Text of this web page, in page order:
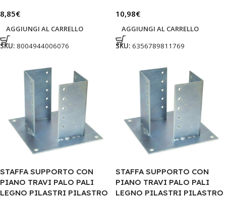
8,85€
AGGIUNGI AL CARRELLO
SKU: 8004944006076
10,98€
AGGIUNGI AL CARRELLO
SKU: 6356789811769
STAFFA SUPPORTO CON
PIANO TRAVI PALO PALI
LEGNO PILASTRI PILASTRO
STAFFA SUPPORTO CON
PIANO TRAVI PALO PALI
LEGNO PILASTRI PILASTRO